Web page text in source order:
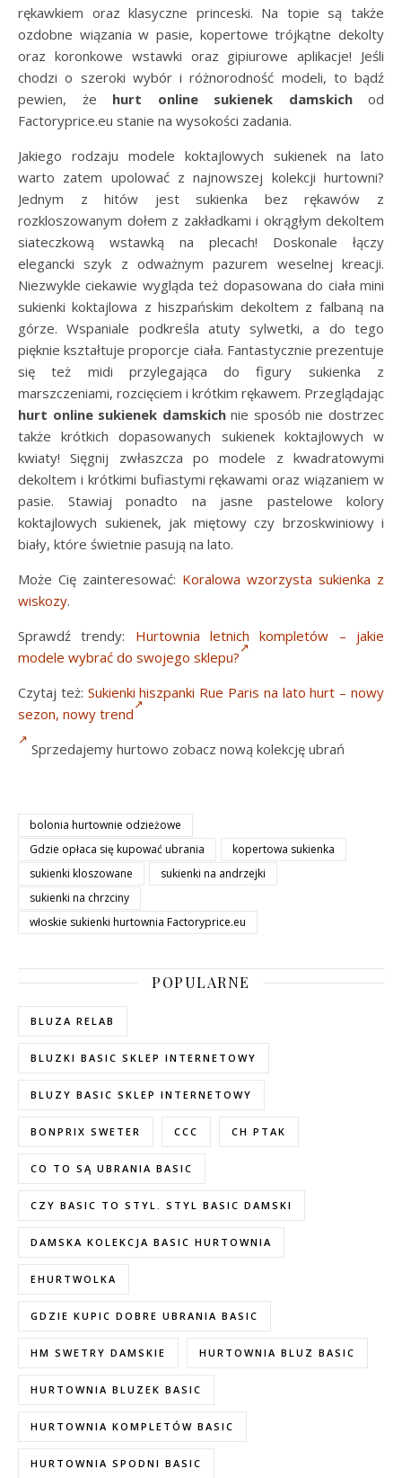
rękawkiem oraz klasyczne princeski. Na topie są także
ozdobne wiązania w pasie, kopertowe trójkątne dekolty
oraz koronkowe wstawki oraz gipiurowe aplikacje! Jeśli
chodzi o szeroki wybór i różnorodność modeli, to bądź
pewien, że hurt online sukienek damskichod
Factoryprice.eu stanie na wysokości zadania.
Jakiego rodzaju modele koktajlowych sukienek na lato
warto zatem upolować z najnowszej kolekcji hurtowni?
Jednym z hitów jest sukienka bez rękawów z
rozkloszowanym dołem z zakładkami i okrągłym dekoltem
siateczkową wstawką na plecach! Doskonale łączy
elegancki szyk z odważnym pazurem weselnej kreacji.
Niezwykle ciekawie wygląda też dopasowana do ciała mini
sukienki koktajlowa z hiszpańskim dekoltem z falbaną na
górze. Wspaniale podkreśla atuty sylwetki, a do tego
pięknie kształtuje proporcje ciała. Fantastycznie prezentuje
się też midi przylegająca do figury sukienka z
marszczeniami, rozcięciem i krótkim rękawem. Przeglądając
hurt online sukienek damskichnie sposób nie dostrzec
także krótkich dopasowanych sukienek koktajlowych w
kwiaty! Sięgnij zwłaszcza po modele z kwadratowymi
dekoltem i krótkimi bufiastymi rękawami oraz wiązaniem w
pasie. Stawiaj ponadto na jasne pastelowe kolory
koktajlowych sukienek, jak miętowy czy brzoskwiniowy i
biały, które świetnie pasują na lato.
Może Cię zainteresować: Koralowa wzorzysta sukienka z
wiskozy.
Sprawdź trendy: Hurtownia letnich kompletów – jakie
modele wybrać do swojego sklepu?
Czytaj też: Sukienki hiszpanki Rue Paris na lato hurt – nowy
sezon, nowy trend
Sprzedajemy hurtowo zobacz nową kolekcję ubrań
bolonia hurtownie odzieżowe
Gdzie opłaca się kupować ubrania
kopertowa sukienka
sukienki kloszowane
sukienki na andrzejki
sukienki na chrzciny
włoskie sukienki hurtownia Factoryprice.eu
POPULARNE
BLUZA RELAB
BLUZKI BASIC SKLEP INTERNETOWY
BLUZY BASIC SKLEP INTERNETOWY
BONPRIX SWETER CCC CH PTAK
CO TO SĄ UBRANIA BASIC
CZY BASIC TO STYL. STYL BASIC DAMSKI
DAMSKA KOLEKCJA BASIC HURTOWNIA
EHURTWOLKA
GDZIE KUPIC DOBRE UBRANIA BASIC
HM SWETRY DAMSKIE HURTOWNIA BLUZ BASIC
HURTOWNIA BLUZEK BASIC
HURTOWNIA KOMPLETÓW BASIC
HURTOWNIA SPODNI BASIC